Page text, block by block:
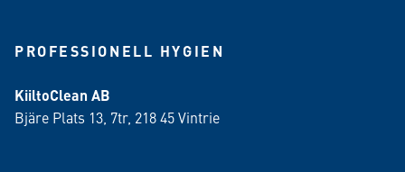
PROFESSIONELL HYGIEN
KiiltoClean AB
Bjäre Plats 13, 7tr, 218 45 Vintrie